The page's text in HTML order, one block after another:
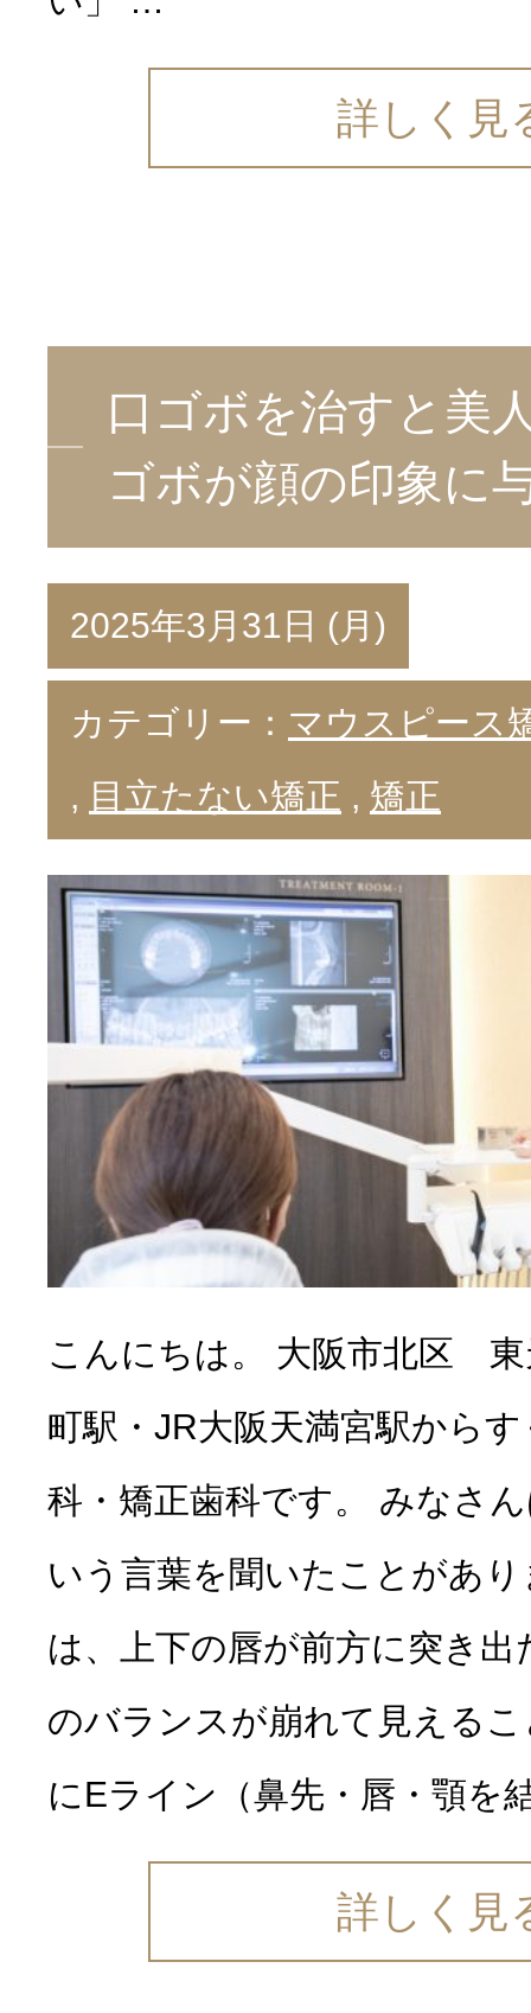
詳しく見
口ゴボを治すと美
ゴボが顔の印象に
2025年3月31日 (月)
カテゴリー： マウスピース
, 目立たない矯正 , 矯正
こんにちは。 大阪市北区
町駅・JR大阪天満宮駅から
科・矯正歯科です。 みなさ
いう言葉を聞いたことがあ
は、上下の唇が前方に突き出
のバランスが崩れて見える
にEライン（鼻先・唇・顎を
詳しく見